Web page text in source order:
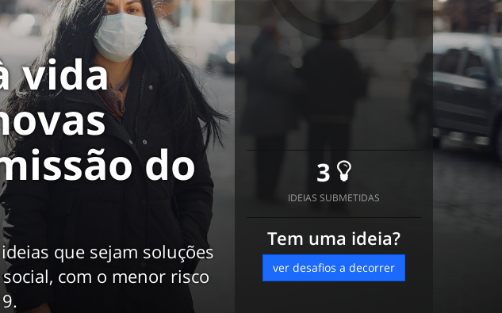
vida
do
que sejam soluções
com o menor risco
3
IDEIAS SUBMETIDAS
Tem uma ideia?
ver desafios a decorrer